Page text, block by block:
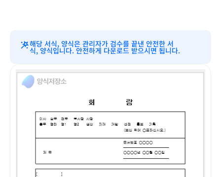
해당 서식, 양식은 관리자가 검수를 끝낸 안전한 서
식, 양식입니다. 안전하게 다운로드 받으시면 됩니다.